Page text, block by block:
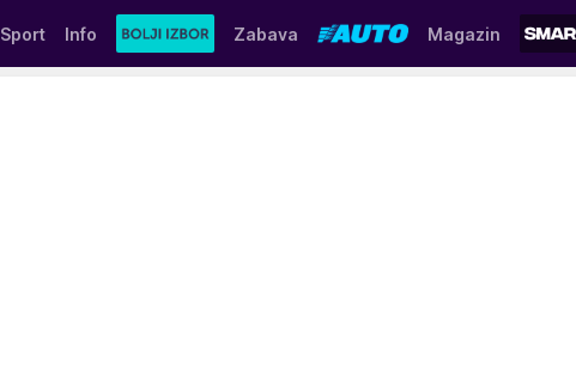
Sport Info Zabava Magazin